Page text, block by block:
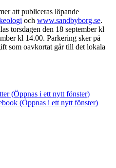
att publiceras löpande
och www.sandbyborg.se.
torsdagen den 18 september kl
kl 14.00. Parkering sker på
som oavkortat går till det lokala
(Öppnas i ett nytt fönster)
(Öppnas i ett nytt fönster)